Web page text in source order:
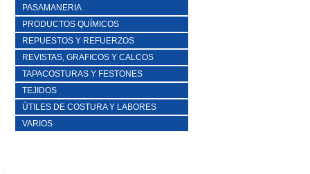
PASAMANERIA
PRODUCTOS QUÍMICOS
REPUESTOS Y REFUERZOS
REVISTAS, GRAFICOS Y CALCOS
TAPACOSTURAS Y FESTONES
TEJIDOS
ÚTILES DE COSTURA Y LABORES
VARIOS